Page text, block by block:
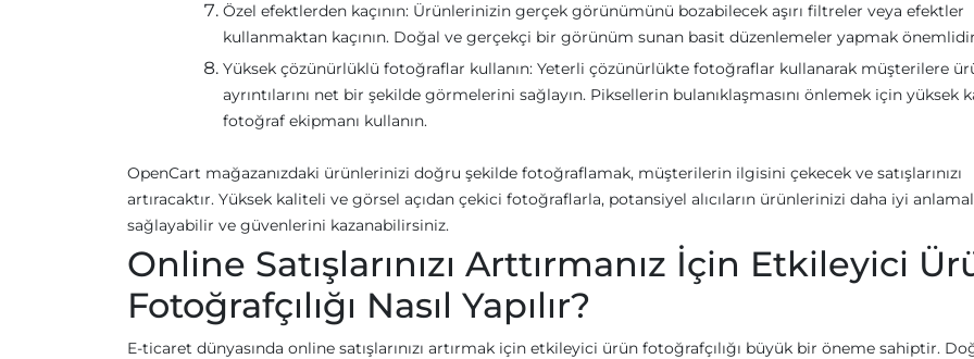
Özel efektlerden kaçının: Ürünlerinizin gerçek görünümünü bozabilecek aşırı filtreler veya efektler
kullanmaktan kaçının. Doğal ve gerçekçi bir görünüm sunan basit düzenlemeler yapmak
Yüksek çözünürlüklü fotoğraflar kullanın: Yeterli çözünürlükte fotoğraflar kullanarak müşterilere
ayrıntılarını net bir şekilde görmelerini sağlayın. Piksellerin bulanıklaşmasını önlemek için yüksek
fotoğraf ekipmanı kullanın.
OpenCart mağazanızdaki ürünlerinizi doğru şekilde fotoğraflamak, müşterilerin ilgisini çekecek ve satışlarınızı
artıracaktır. Yüksek kaliteli ve görsel açıdan çekici fotoğraflarla, potansiyel alıcıların ürünlerinizi daha iyi
sağlayabilir ve güvenlerini kazanabilirsiniz.
Online Satışlarınızı Arttırmanız İçin Etkileyici
Fotoğrafçılığı Nasıl Yapılır?
E-ticaret dünyasında online satışlarınızı artırmak için etkileyici ürün fotoğrafçılığı büyük bir öneme sahiptir.